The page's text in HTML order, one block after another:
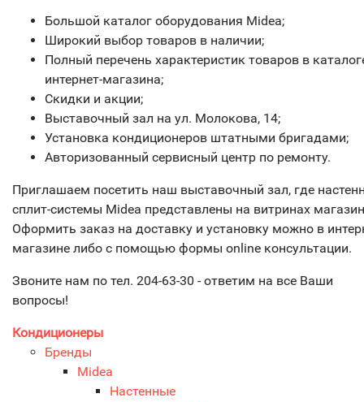
Большой каталог оборудования Midea;
Широкий выбор товаров в наличии;
Полный перечень характеристик товаров в
интернет-магазина;
Скидки и акции;
Выставочный зал на ул. Молокова, 14;
Установка кондиционеров штатными бригадами;
Авторизованный сервисный центр по ремонту.
Приглашаем посетить наш выставочный зал, где
сплит-системы Midea представлены на витринах
Оформить заказ на доставку и установку можно в
магазине либо с помощью формы online консультации.
Звоните нам по тел. 204-63-30 - ответим на все Ваши
вопросы!
Кондиционеры
Бренды
Midea
Настенные